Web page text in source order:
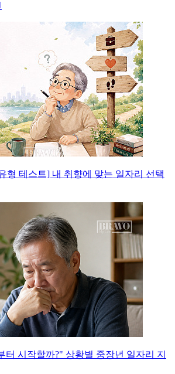
형 테스트] 내 취향에 맞는 일자리 선택
터 시작할까?" 상황별 중장년 일자리 지